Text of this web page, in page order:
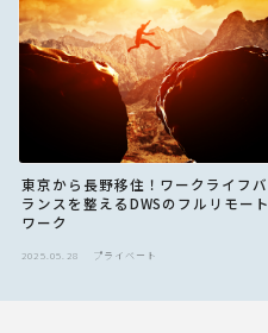
東京から長野移住！ワークライフバ
ランスを整えるDWSのフルリモート
ワーク
2025.05.28 プライベート